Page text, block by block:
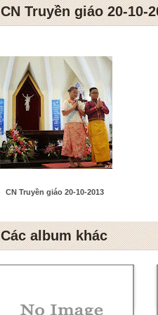
CN Truyền giáo 20-10-
CN Truyền giáo 20-10-2013
Các album khác